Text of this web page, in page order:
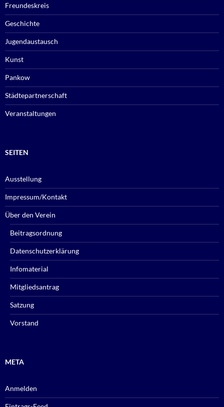
Freundeskreis
Geschichte
Jugendaustausch
Kunst
Pankow
Städtepartnerschaft
Veranstaltungen
SEITEN
Ausstellung
Impressum/Kontakt
Über den Verein
Beitragsordnung
Datenschutzerklärung
Infomaterial
Mitgliedsantrag
Satzung
Vorstand
META
Anmelden